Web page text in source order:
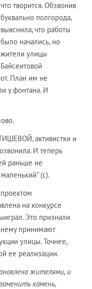
что творится. Обзвонив
буквально полгорода,
выяснила, что работы
было начались, но
жители улицы
Байсеитовой
План им не
у фонтана. И
активистки и
И теперь
раньше не
(с).
на конкурсе
Это признали
принимают
улицы. Точнее,
ее реализации.
жителями, и
камень,